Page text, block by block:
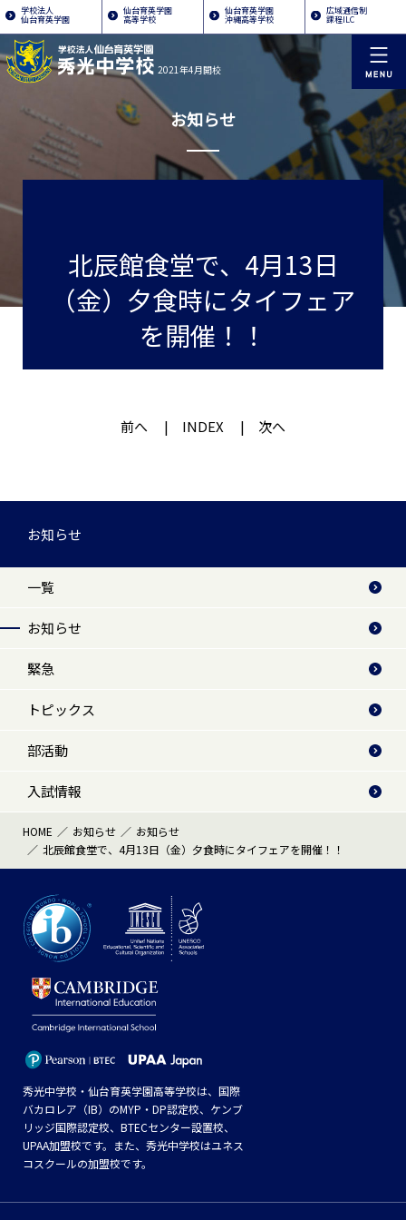
学校法人
仙台育英学園
仙台育英学園
高等学校
仙台育英学園
沖縄高等学校
広域通信制
課程ILC
2021年4月開校
お知らせ
北辰館食堂で、4月13日
（金）夕食時にタイフェア
を開催！！
前へ INDEX 次へ
お知らせ
一覧
お知らせ
緊急
トピックス
部活動
入試情報
HOME お知らせ
お知らせ
北辰館食堂で、4月13日（金）夕食時にタイフェアを開催！！
秀光中学校・仙台育英学園高等学校は、国際
バカロレア（IB）のMYP・DP認定校、ケンブ
リッジ国際認定校、BTECセンター設置校、
UPAA加盟校です。また、秀光中学校はユネス
コスクールの加盟校です。